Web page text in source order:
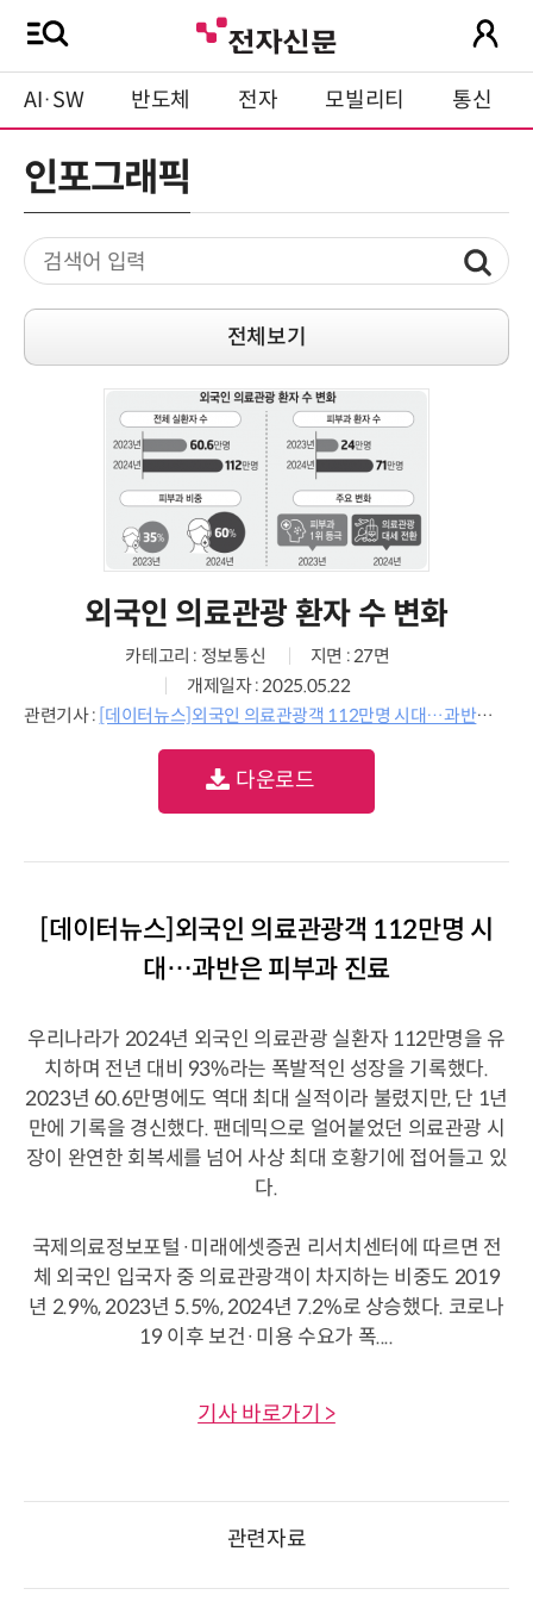
AI·SW 반도체 전자 모빌리티 통신
인포그래픽
전체보기
외국인 의료관광 환자 수 변화
카테고리 : 정보통신
지면 : 27면
개제일자 : 2025.05.22
관련기사 : [데이터뉴스]외국인 의료관광객 112만명 시대…과반은 피부과 진료
다운로드
[데이터뉴스]외국인 의료관광객 112만명 시
대…과반은 피부과 진료
우리나라가 2024년 외국인 의료관광 실환자 112만명을 유
치하며 전년 대비 93%라는 폭발적인 성장을 기록했다.
2023년 60.6만명에도 역대 최대 실적이라 불렸지만, 단 1년
만에 기록을 경신했다. 팬데믹으로 얼어붙었던 의료관광 시
장이 완연한 회복세를 넘어 사상 최대 호황기에 접어들고 있
다.
국제의료정보포털·미래에셋증권 리서치센터에 따르면 전
체 외국인 입국자 중 의료관광객이 차지하는 비중도 2019
년 2.9%, 2023년 5.5%, 2024년 7.2%로 상승했다. 코로나
19 이후 보건·미용 수요가 폭....
기사 바로가기 >
관련자료